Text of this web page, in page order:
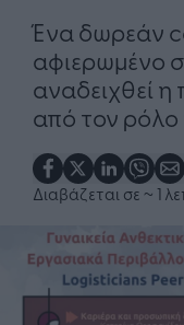
Ένα δωρεάν
αφιερωμένο
αναδειχθεί
από τον ρόλο
Διαβάζεται σε ~ 1